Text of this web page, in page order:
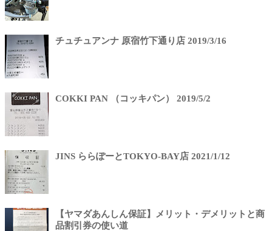
チュチュアンナ 原宿竹下通り店 2019/3/16
COKKI PAN （コッキパン） 2019/5/2
JINS ららぽーとTOKYO-BAY店 2021/1/12
【ヤマダあんしん保証】メリット・デメリットと商
品割引券の使い道